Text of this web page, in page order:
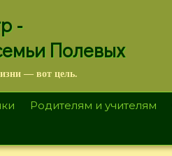
-
Полевых
— вот цель.
Родителям и учителям